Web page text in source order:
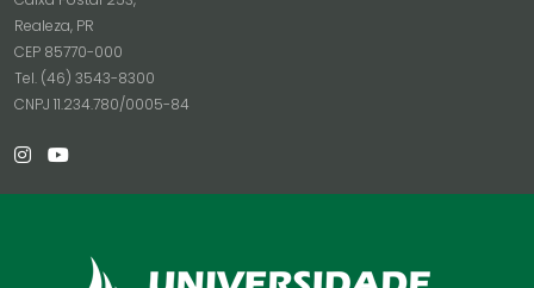
Realeza, PR
CEP 85770-000
Tel. (46) 3543-8300
CNPJ 11.234.780/0005-84